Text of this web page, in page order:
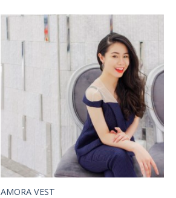
AMORA VEST